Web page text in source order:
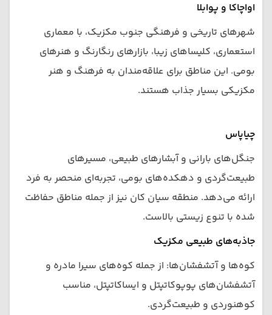
اواچاکا و پوا‌بلا
شهرهای تاریخی و فرهنگی جنوب مکزیک، با معماری
استعماری، کلیساهای زیبا، بازارهای رنگارنگ و هنرهای
بومی. این مناطق برای علاقه‌مندان به فرهنگ و هنر
مکزیکی بسیار جذاب هستند.
چیاپاس
جنگل‌های بارانی و آبشارهای طبیعی، مسیرهای
طبیعت‌گردی و دهکده‌های بومی، تجربه‌ای منحصر به فرد
ارائه می‌دهد. منطقه سیان کان نیز از جمله مناطق حفاظت
شده با تنوع زیستی بالاست.
جاذبه‌های طبیعی مکزیک
کوه‌ها و آتشفشان‌ها: از جمله کوه‌های سیرا مادره و
آتشفشان‌های پوپوکاتپتل و ایساکاتپتل، مناسب
کوهنوردی و طبیعت‌گردی.